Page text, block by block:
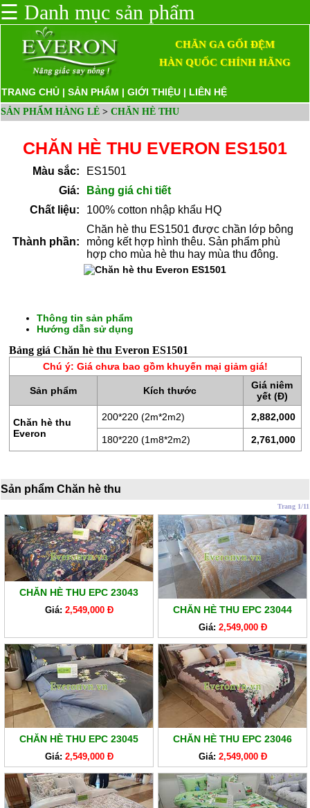
GỐI
ĐỆM
BÔNG
ÉP
ĐỆM
LÒ
RUỘT
GỐI
RUỘT
CHĂN
BÔNG
BỘ
CẤP
ARTEMIS
☰ Danh mục sản phẩm
CHĂN GA GỐI ĐỆM
HÀN QUỐC CHÍNH HÃNG
TRANG CHỦ | SẢN PHẨM | GIỚI THIỆU | LIÊN HỆ
SẢN PHẨM HÀNG LẺ > CHĂN HÈ THU
CHĂN HÈ THU EVERON ES1501
Màu sắc:
ES1501
Giá:
Bảng giá chi tiết
Chất liệu:
100% cotton nhập khẩu HQ
Thành phần:
Chăn hè thu ES1501 được chần lớp bông
mỏng kết hợp hình thêu. Sản phẩm phù
hợp cho mùa hè thu hay mùa thu đông.
Thông tin sản phẩm
Hướng dẫn sử dụng
Bảng giá Chăn hè thu Everon ES1501
Chú ý: Giá chưa bao gồm khuyến mại giảm giá!
Sản phẩm Kích thước
Giá niêm
yết (Đ)
Chăn hè thu
Everon
200*220 (2m*2m2) 2,882,000
180*220 (1m8*2m2) 2,761,000
Sản phẩm Chăn hè thu
Trang 1/11
CHĂN HÈ THU EPC 23043
Giá: 2,549,000 Đ CHĂN HÈ THU EPC 23044
Giá: 2,549,000 Đ
CHĂN HÈ THU EPC 23045
Giá: 2,549,000 Đ
CHĂN HÈ THU EPC 23046
Giá: 2,549,000 Đ